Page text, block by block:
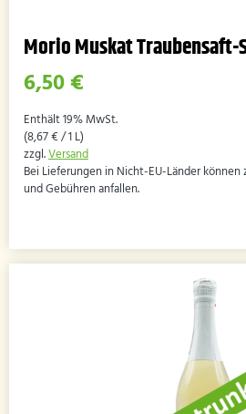
Morio Muskat Traubensaft-
6,50€
Enthält 19% MwSt.
(8,67€/ 1 L)
zzgl.Versand
Bei Lieferungen in Nicht-EU-Länder
und Gebühren anfallen.